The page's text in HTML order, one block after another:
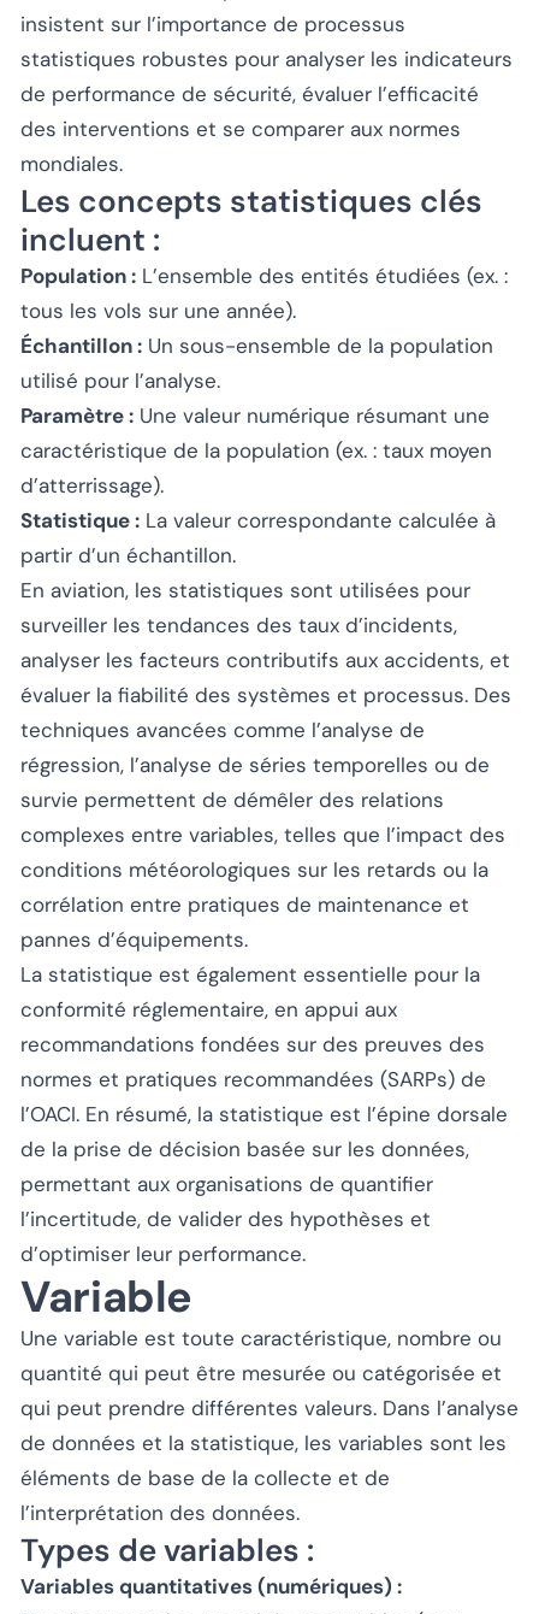
insistent sur l’importance de processus
statistiques robustes pour analyser les indicateurs
de performance de sécurité, évaluer l’efficacité
des interventions et se comparer aux normes
mondiales.
Les concepts statistiques clés
incluent :
Population : L’ensemble des entités étudiées (ex. :
tous les vols sur une année).
Échantillon : Un sous-ensemble de la population
utilisé pour l’analyse.
Paramètre : Une valeur numérique résumant une
caractéristique de la population (ex. : taux moyen
d’atterrissage).
Statistique : La valeur correspondante calculée à
partir d’un échantillon.
En aviation, les statistiques sont utilisées pour
surveiller les tendances des taux d’incidents,
analyser les facteurs contributifs aux accidents, et
évaluer la fiabilité des systèmes et processus. Des
techniques avancées comme l’analyse de
régression, l’analyse de séries temporelles ou de
survie permettent de démêler des relations
complexes entre variables, telles que l’impact des
conditions météorologiques sur les retards ou la
corrélation entre pratiques de maintenance et
pannes d’équipements.
La statistique est également essentielle pour la
conformité réglementaire, en appui aux
recommandations fondées sur des preuves des
normes et pratiques recommandées (SARPs) de
l’OACI. En résumé, la statistique est l’épine dorsale
de la prise de décision basée sur les données,
permettant aux organisations de quantifier
l’incertitude, de valider des hypothèses et
d’optimiser leur performance.
Variable
Une variable est toute caractéristique, nombre ou
quantité qui peut être mesurée ou catégorisée et
qui peut prendre différentes valeurs. Dans l’analyse
de données et la statistique, les variables sont les
éléments de base de la collecte et de
l’interprétation des données.
Types de variables :
Variables quantitatives (numériques) :